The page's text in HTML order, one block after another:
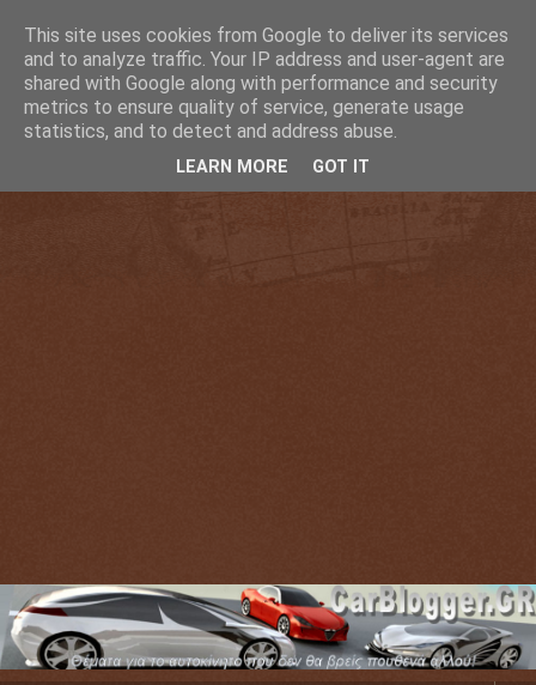
This site uses cookies from Google to deliver its services
and to analyze traffic. Your IP address and user-agent are
shared with Google along with performance and security
metrics to ensure quality of service, generate usage
statistics, and to detect and address abuse.
LEARN MORE GOT IT